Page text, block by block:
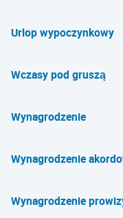
Urlop wypoczynkowy
Wczasy pod gruszą
Wynagrodzenie
Wynagrodzenie
Wynagrodzenie